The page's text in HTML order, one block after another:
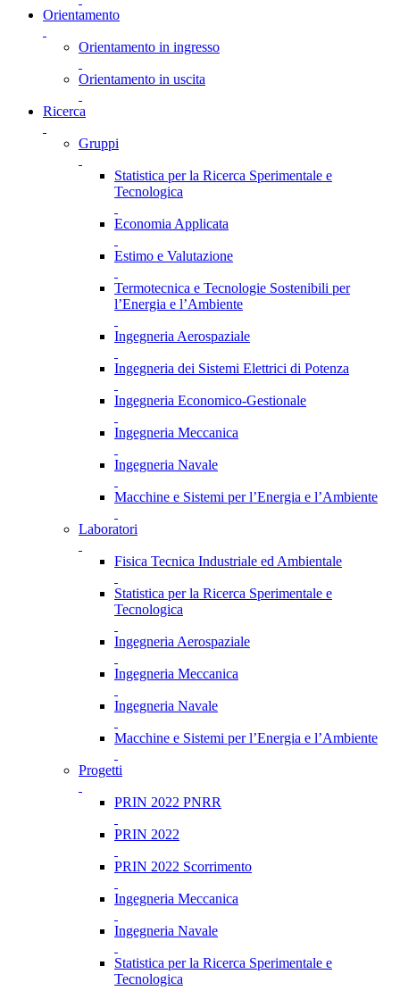
Orientamento
Orientamento in ingresso
Orientamento in uscita
Ricerca
Gruppi
Statistica per la Ricerca Sperimentale e
Tecnologica
Economia Applicata
Estimo e Valutazione
Termotecnica e Tecnologie Sostenibili per
l’Energia e l’Ambiente
Ingegneria Aerospaziale
Ingegneria dei Sistemi Elettrici di Potenza
Ingegneria Economico-Gestionale
Ingegneria Meccanica
Ingegneria Navale
Macchine e Sistemi per l’Energia e l’Ambiente
Laboratori
Fisica Tecnica Industriale ed Ambientale
Statistica per la Ricerca Sperimentale e
Tecnologica
Ingegneria Aerospaziale
Ingegneria Meccanica
Ingegneria Navale
Macchine e Sistemi per l’Energia e l’Ambiente
Progetti
PRIN 2022 PNRR
PRIN 2022
PRIN 2022 Scorrimento
Ingegneria Meccanica
Ingegneria Navale
Statistica per la Ricerca Sperimentale e
Tecnologica